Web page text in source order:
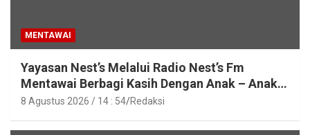
MENTAWAI
Yayasan Nest’s Melalui Radio Nest’s Fm
Mentawai Berbagi Kasih Dengan Anak – Anak
Asrama SMAN 2 Sipora
8 Agustus 2026 / 14 : 54 Redaksi